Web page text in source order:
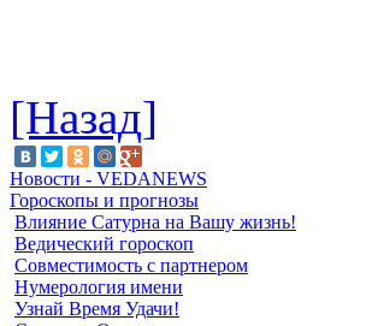
[Назад]
Новости - VEDANEWS
Гороскопы и прогнозы
Влияние Сатурна на Вашу жизнь!
Ведический гороскоп
Совместимость с партнером
Нумерология имени
Узнай Время Удачи!